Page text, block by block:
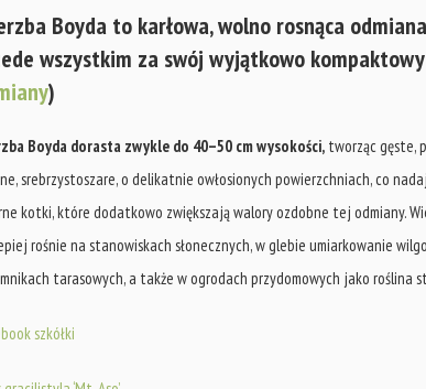
Boyda to karłowa, wolno rosnąca
wszystkim za swój wyjątkowo
)
Boyda dorasta zwykle do 40–50 cm wysokości, tworząc gęste,
srebrzystoszare, o delikatnie owłosionych powierzchniach, co
kotki, które dodatkowo zwiększają walory ozdobne tej odmiany.
rośnie na stanowiskach słonecznych, w glebie umiarkowanie
tarasowych, a także w ogrodach przydomowych jako roślina
szkółki